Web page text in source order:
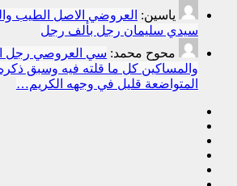
ياسين: العروضي الاصل الطيب
سيدي سليمان رجل بألف رجل
محوح محمد: سي العروصي رجل
والمساكين كل ما قلته فيه وسبق
المتواضعة قليل في وجهه الكريم…